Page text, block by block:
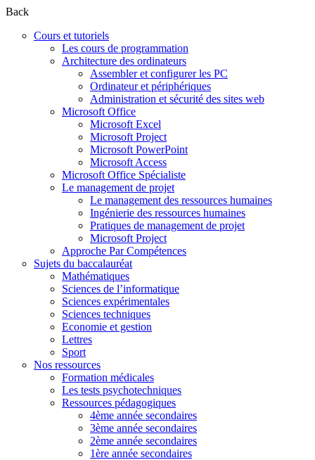
Back
Cours et tutoriels
Les cours de programmation
Architecture des ordinateurs
Assembler et configurer les PC
Ordinateur et périphériques
Administration et sécurité des sites web
Microsoft Office
Microsoft Excel
Microsoft Project
Microsoft PowerPoint
Microsoft Access
Microsoft Office Spécialiste
Le management de projet
Le management des ressources humaines
Ingénierie des ressources humaines
Pratiques de management de projet
Microsoft Project
Approche Par Compétences
Sujets du baccalauréat
Mathématiques
Sciences de l’informatique
Sciences expérimentales
Sciences techniques
Economie et gestion
Lettres
Sport
Nos ressources
Formation médicales
Les tests psychotechniques
Ressources pédagogiques
4ème année secondaires
3ème année secondaires
2ème année secondaires
1ère année secondaires